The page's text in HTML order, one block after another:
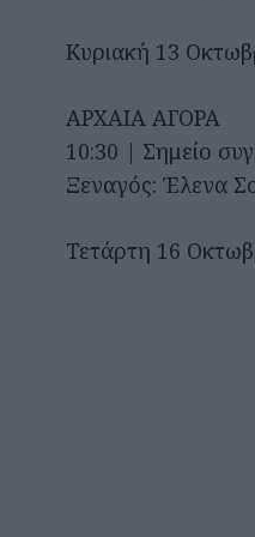
Κυριακή 13
ΑΡΧΑΙΑ ΑΓΟΡΑ
10:30 | Σημείο
Ξεναγός: Έλενα
Τετάρτη 16